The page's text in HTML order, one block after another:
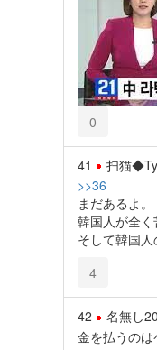
0
41 扫猫
>>36
まだあるよ。
韓国人が全く
そして韓国人
4
42 名無し
金を払うのは